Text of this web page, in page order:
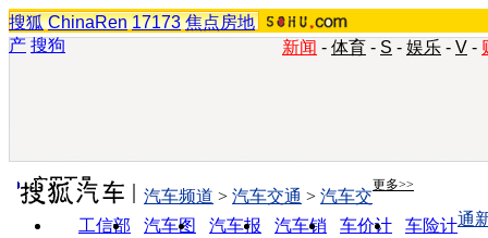
搜狐 ChinaRen 17173 焦点房地
产 搜狗 新闻 - 体育 - S - 娱乐 - V -
实用工具 更多>>
工信部
汽车图
汽车报
汽车销
车价计
车险计
汽车频道 > 汽车交通 > 汽车交
通